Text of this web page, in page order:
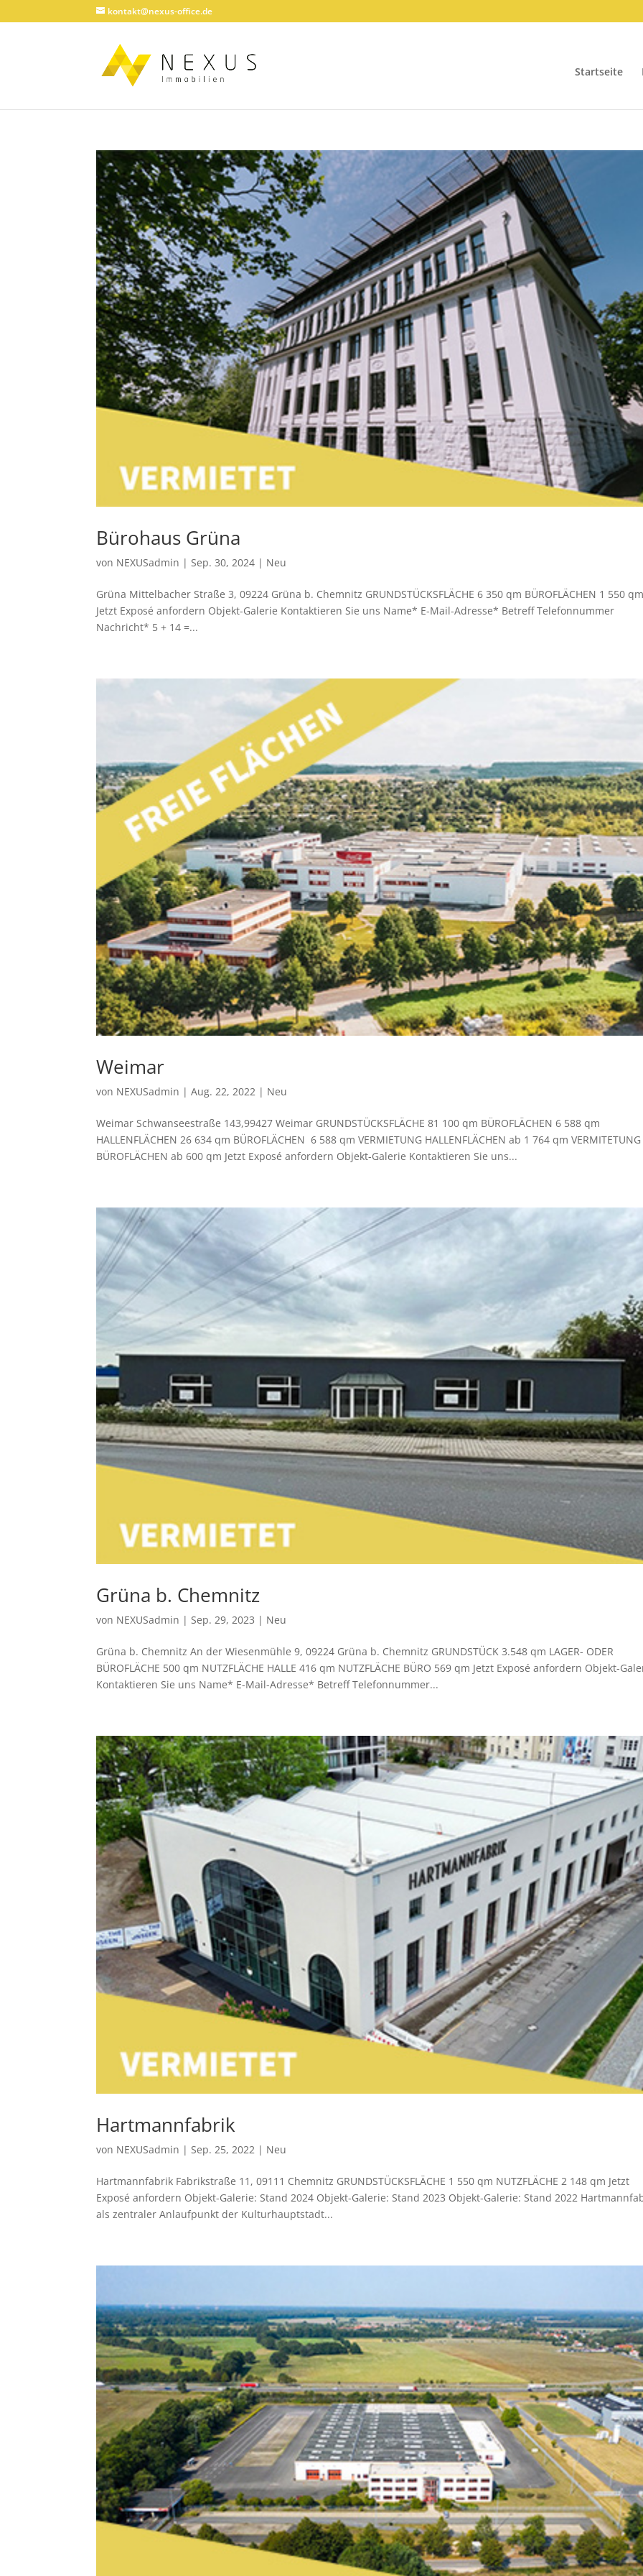
kontakt@nexus-office.de
Startseite
Bürohaus Grüna
von NEXUSadmin | Sep. 30, 2024 | Neu
Grüna Mittelbacher Straße 3, 09224 Grüna b. Chemnitz GRUNDSTÜCKSFLÄCHE 6 350 qm BÜROFLÄCHEN 1 550
Jetzt Exposé anfordern Objekt-Galerie Kontaktieren Sie uns Name* E-Mail-Adresse* Betreff Telefonnummer
Nachricht* 5 + 14 =...
Weimar
von NEXUSadmin |Aug. 22, 2022 | Neu
Weimar Schwanseestraße 143,99427 Weimar GRUNDSTÜCKSFLÄCHE 81 100 qm BÜROFLÄCHEN 6 588 qm
HALLENFLÄCHEN 26 634 qm BÜROFLÄCHEN 6 588 qm VERMIETUNG HALLENFLÄCHEN ab 1 764 qm VERMITETUNG
BÜROFLÄCHEN ab 600 qm Jetzt Exposé anfordern Objekt-Galerie Kontaktieren Sie uns...
Grüna b. Chemnitz
von NEXUSadmin |Sep. 29, 2023 | Neu
Grüna b. Chemnitz An der Wiesenmühle 9, 09224 Grüna b. Chemnitz GRUNDSTÜCK 3.548 qm LAGER- ODER
BÜROFLÄCHE 500 qm NUTZFLÄCHE HALLE 416 qm NUTZFLÄCHE BÜRO 569 qm Jetzt Exposé anfordern Objekt-
Kontaktieren Sie uns Name* E-Mail-Adresse* Betreff Telefonnummer...
Hartmannfabrik
von NEXUSadmin |Sep. 25, 2022 | Neu
Hartmann­fabrik Fabrikstraße 11, 09111 Chemnitz GRUNDSTÜCKSFLÄCHE 1 550 qm NUTZFLÄCHE 2 148 qm Jetzt
Exposé anfordern Objekt-Galerie: Stand 2024 Objekt-Galerie: Stand 2023 Objekt-Galerie: Stand 2022
als zentraler Anlaufpunkt der Kulturhauptstadt...